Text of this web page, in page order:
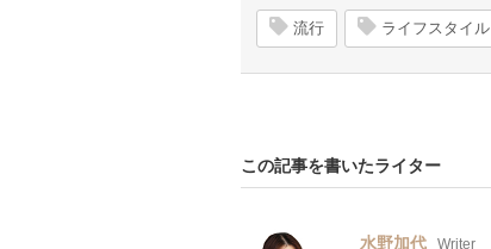
流行 ライフスタイル
この記事を書いたライター
水野加代 Writer